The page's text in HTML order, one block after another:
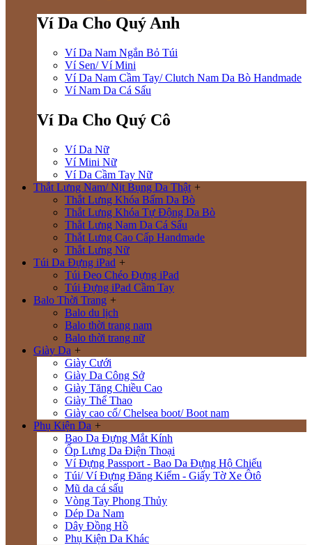
Ví Da Cho Quý Anh
Ví Da Nam Ngắn Bỏ Túi
Ví Sen/ Ví Mini
Ví Da Nam Cầm Tay/ Clutch Nam Da Bò Handmade
Ví Nam Da Cá Sấu
Ví Da Cho Quý Cô
Ví Da Nữ
Ví Mini Nữ
Ví Da Cầm Tay Nữ
Thắt Lưng Nam/ Nịt Bụng Da Thật +
Thắt Lưng Khóa Bấm Da Bò
Thắt Lưng Khóa Tự Động Da Bò
Thắt Lưng Nam Da Cá Sấu
Thắt Lưng Cao Cấp Handmade
Thắt Lưng Nữ
Túi Da Đựng iPad +
Túi Đeo Chéo Đựng iPad
Túi Đựng iPad Cầm Tay
Balo Thời Trang +
Balo du lịch
Balo thời trang nam
Balo thời trang nữ
Giày Da +
Giày Cưới
Giày Da Công Sở
Giày Tăng Chiều Cao
Giày Thể Thao
Giày cao cổ/ Chelsea boot/ Boot nam
Phụ Kiện Da +
Bao Da Đựng Mắt Kính
Ốp Lưng Da Điện Thoại
Ví Đựng Passport - Bao Da Đựng Hộ Chiếu
Túi/ Ví Đựng Đăng Kiểm - Giấy Tờ Xe Ôtô
Mũ da cá sấu
Vòng Tay Phong Thủy
Dép Da Nam
Dây Đồng Hồ
Phụ Kiện Da Khác